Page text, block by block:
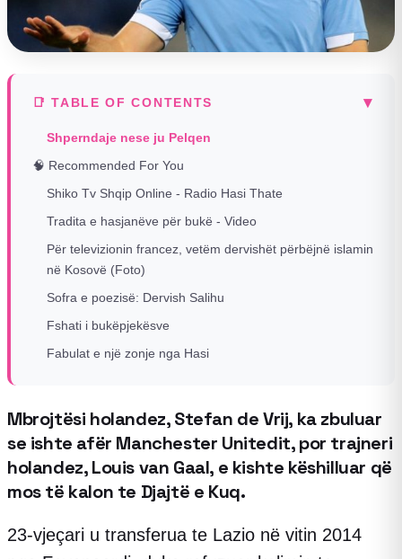
📑 TABLE OF CONTENTS ▾
Shperndaje nese ju Pelqen
🧠 Recommended For You
Shiko Tv Shqip Online - Radio Hasi Thate
Tradita e hasjanëve për bukë - Video
Për televizionin francez, vetëm dervishët përbëjnë islamin
në Kosovë (Foto)
Sofra e poezisë: Dervish Salihu
Fshati i bukëpjekësve
Fabulat e një zonje nga Hasi
Mbrojtësi holandez, Stefan de Vrij, ka zbuluar
se ishte afër Manchester Unitedit, por trajneri
holandez, Louis van Gaal, e kishte këshilluar që
mos të kalon te Djajtë e Kuq.
23-vjeçari u transferua te Lazio në vitin 2014